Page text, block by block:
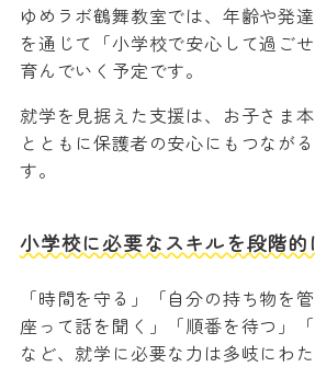
ゆめラボ鶴舞教室では、年齢や発
を通じて「小学校で安心して過ご
育んでいく予定です。
就学を見据えた支援は、お子さま
とともに保護者の安心にもつなが
す。
小学校に必要なスキルを段階的
「時間を守る」「自分の持ち物を
座って話を聞く」「順番を待つ」「
など、就学に必要な力は多岐にわた